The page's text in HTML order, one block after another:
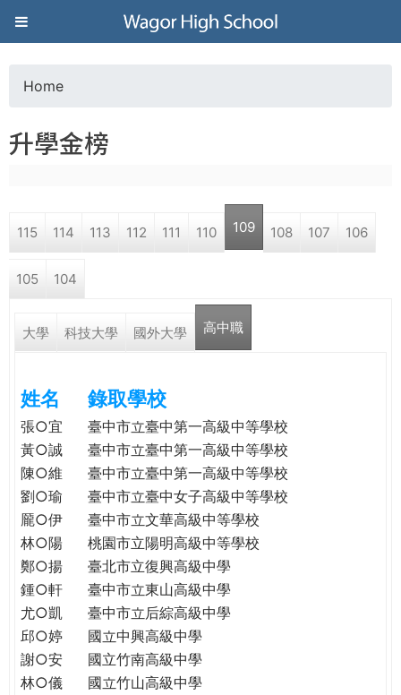
Jump to navigation
葳
格
高
學
格。
o
a
r
e
e
r
e
Home
升學金榜
115 114 113 112 111 110 109 108 107 106
105 104
大學 科技大學 國外大學 高中職
姓名 錄取學校
張○宜
臺中市立臺中第一高級中等學校
黃○誠
臺中市立臺中第一高級中等學校
陳○維
臺中市立臺中第一高級中等學校
劉○瑜
臺中市立臺中女子高級中等學校
龎○伊
臺中市立文華高級中等學校
林○陽
桃園市立陽明高級中等學校
鄭○揚
臺北市立復興高級中學
鍾○軒
臺中市立東山高級中學
尤○凱
臺中市立后綜高級中學
邱○婷
國立中興高級中學
謝○安
國立竹南高級中學
林○儀
國立竹山高級中學